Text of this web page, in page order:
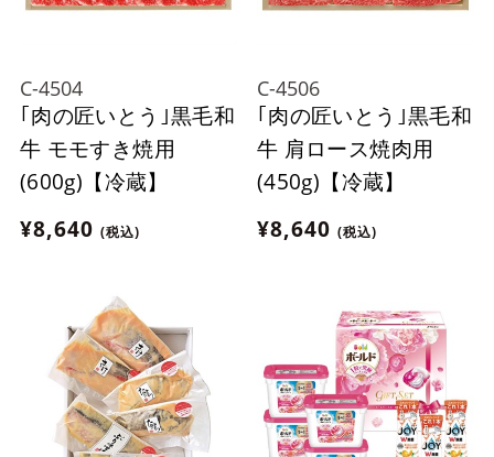
C-4504
｢肉の匠いとう｣黒毛和
牛 モモすき焼用
(600g)【冷蔵】
¥8,640 (税込)
C-4506
｢肉の匠いとう｣黒毛和
牛 肩ロース焼肉用
(450g)【冷蔵】
¥8,640 (税込)